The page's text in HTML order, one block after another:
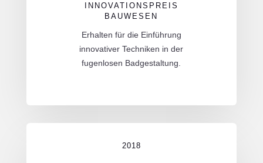
INNOVATIONSPREIS
BAUWESEN
Erhalten für die Einführung
innovativer Techniken in der
fugenlosen Badgestaltung.
2018